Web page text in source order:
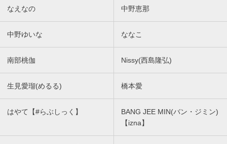
なえなの 中野恵那
中野ゆいな ななこ
南部桃伽 Nissy(西島隆弘)
生見愛瑠(めるる) 橋本愛
はやて【#らぶしっく】
BANG JEE MIN(バン・ジミン)
【izna】